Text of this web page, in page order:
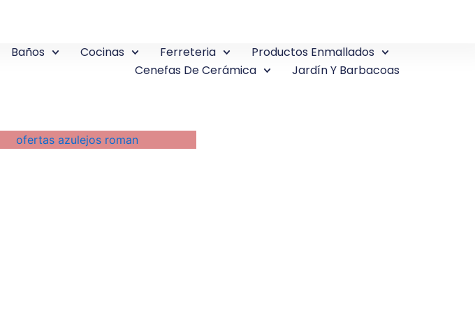
Baños Cocinas Ferreteria
Productos Enmallados
Cenefas De Cerámica
Jardín Y Barbacoas